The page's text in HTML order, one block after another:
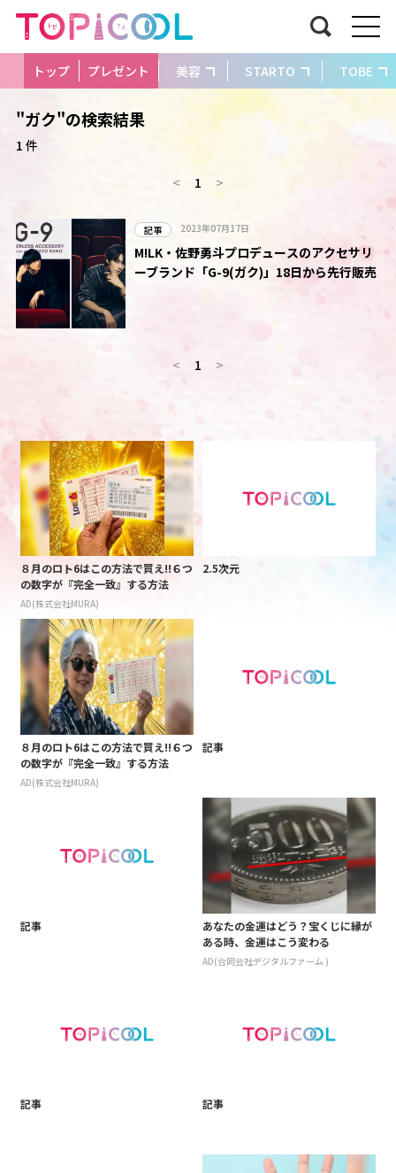
トップ プレゼント 美容 STARTO TOBE
"ガク"の検索結果
1 件
< 1 >
記事 2023年07月17日
M!LK・佐野勇斗プロデュースのアクセサリ
ーブランド「G-9(ガク)」18日から先行販売
< 1 >
８月のロト6はこの方法で買え!!６つ
の数字が『完全一致』する方法
AD(株式会社MURA)
2.5次元
８月のロト6はこの方法で買え!!６つ
の数字が『完全一致』する方法
AD(株式会社MURA)
記事
記事
あなたの金運はどう？宝くじに縁が
ある時、金運はこう変わる
AD(合同会社デジタルファーム )
記事 記事